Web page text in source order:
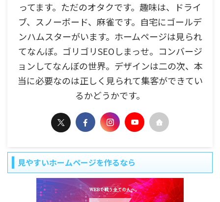
ってます。ただのオタクです。趣味は、ドライ
ブ、スノーボード、麻雀です。自宅にゴールデ
ンハムスターがいます。ホームページは見られ
てなんぼ。ゴリゴリSEOしまっせ。コンバージ
ョンしてなんぼの世界。デザインは二の次、本
当に必要なのは正しく見られて集客ができてい
るかどうかです。
見やすいホームページを作るなら